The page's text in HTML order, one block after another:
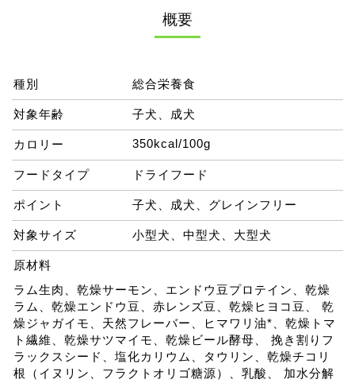
概要
種別 総合栄養食
対象年齢 子犬、成犬
カロリー 350kcal/100g
フードタイプ ドライフード
ポイント 子犬、成犬、グレインフリー
対象サイズ 小型犬、中型犬、大型犬
原材料
ラム生肉、乾燥サーモン、エンドウ豆プロテイン、乾燥
ラム、乾燥エンドウ豆、赤レンズ豆、乾燥ヒヨコ豆、 乾
燥ジャガイモ、天然フレーバー、ヒマワリ油*、乾燥トマ
ト繊維、乾燥サツマイモ、乾燥ビール酵母、 挽き割りフ
ラックスシード、塩化カリウム、タウリン、乾燥チコリ
根（イヌリン、フラクトオリゴ糖源）、乳酸、 加水分解